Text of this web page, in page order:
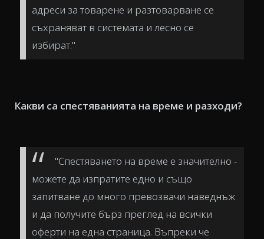
адреси за товарене и разтоварване се
съхраняват в системата и лесно се
избират."
Какви са спестяванията на време и разходи?
"Спестяването на време е значително -
можете да изпратите едно и също
запитване до много превозвачи наведнъж
и да получите бърз преглед на всички
оферти на една страница. Въпреки че